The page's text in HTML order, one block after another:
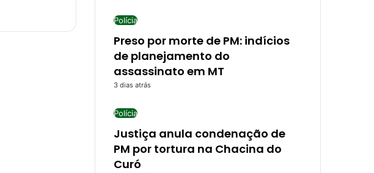
Polícia
Preso por morte de PM: indícios
de planejamento do
assassinato em MT
3 dias atrás
Polícia
Justiça anula condenação de
PM por tortura na Chacina do
Curó